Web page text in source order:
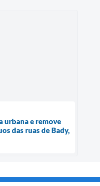
urbana e remove
das ruas de Bady,